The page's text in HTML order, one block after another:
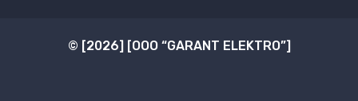
© [2026] [ООО “GARANT ELEKTRO”]